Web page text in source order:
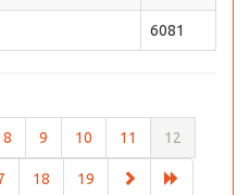
6081
8 9 10 11 12
18 19